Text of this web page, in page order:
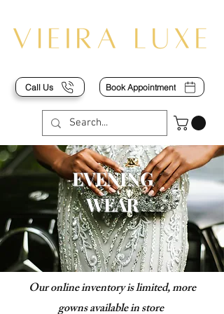
Call Us Book Appointment
EVENING
WEAR
Our online inventory is limited, more
gowns available in store